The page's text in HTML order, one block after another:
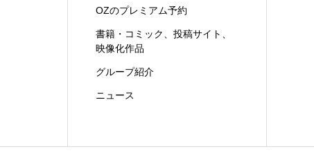
OZのプレミアム予約
書籍・コミック、投稿サイト、
映像化作品
グループ紹介
ニュース